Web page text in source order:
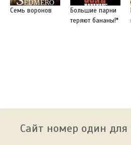
Семь воронов
Большие парни
теряют бананы!*
Сайт номер один для